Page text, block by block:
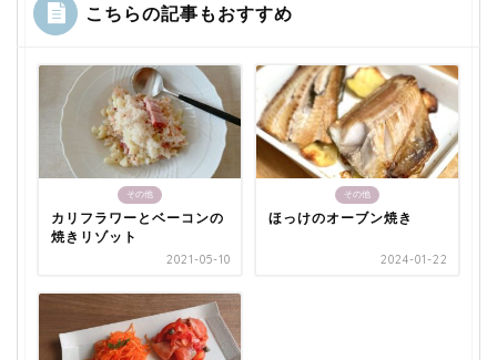
こちらの記事もおすすめ
その他
カリフラワーとベーコンの
焼きリゾット
2021-05-10
その他
ほっけのオーブン焼き
2024-01-22